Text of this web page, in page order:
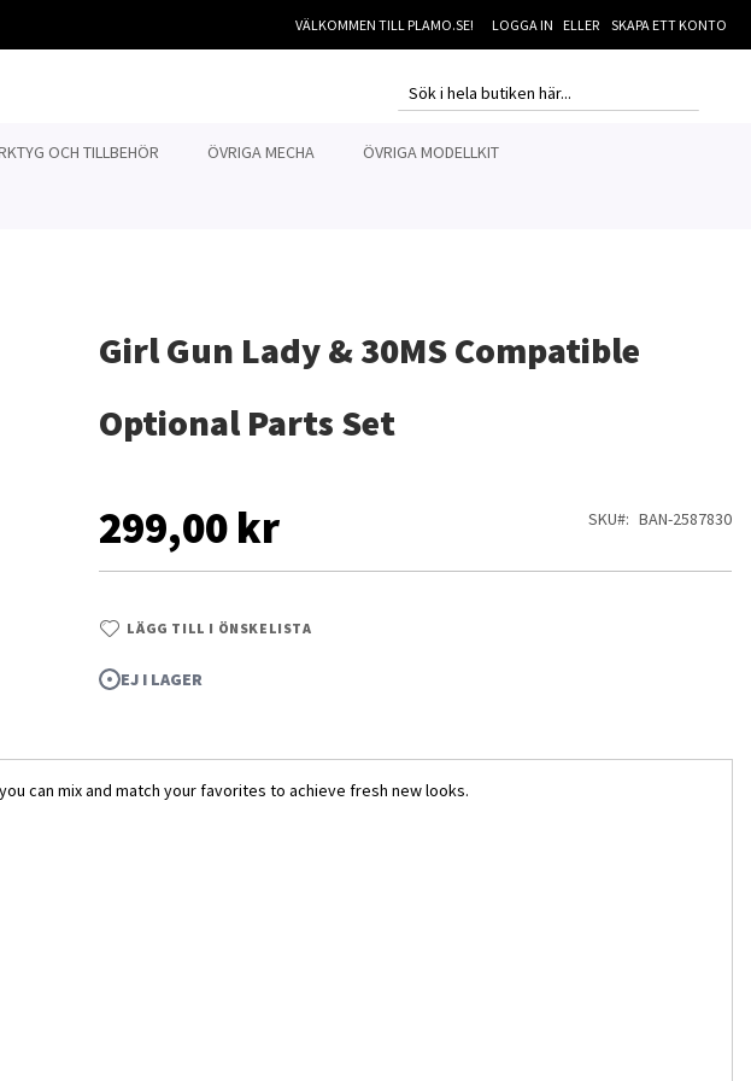
VÄLKOMMEN TILL PLAMO.SE! LOGGA IN SKAPA ETT KONTO
SEARCH
OCH TILLBEHÖR ÖVRIGA MECHA ÖVRIGA MODELLKIT
Girl Gun Lady & 30MS Compatible
Optional Parts Set
299,00 kr SKU BAN-2587830
LÄGG TILL I ÖNSKELISTA
EJ I LAGER
can mix and match your favorites to achieve fresh new looks.